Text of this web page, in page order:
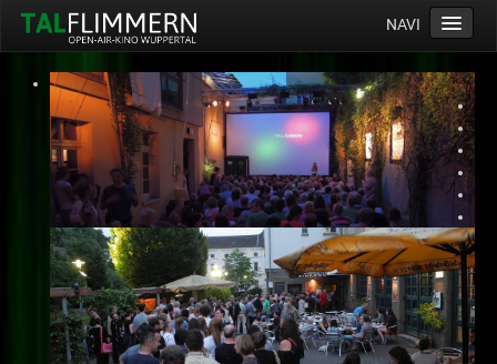
NAVI
Home
Programm
Service
Ticketinfos
Ort
Anreise
Wetter
Kinogutschein